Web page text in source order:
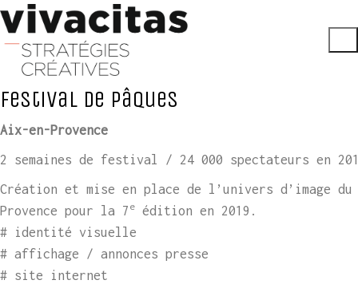
Festival de Pâques
Aix-en-Provence
2 semaines de festival / 24 000 spectateurs en
Création et mise en place de l’univers d’image
Provence pour la 7 e édition en 2019.
# identité visuelle
# affichage / annonces presse
# site internet